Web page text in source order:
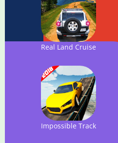
Real Land Cruiser
Impossible Tracks